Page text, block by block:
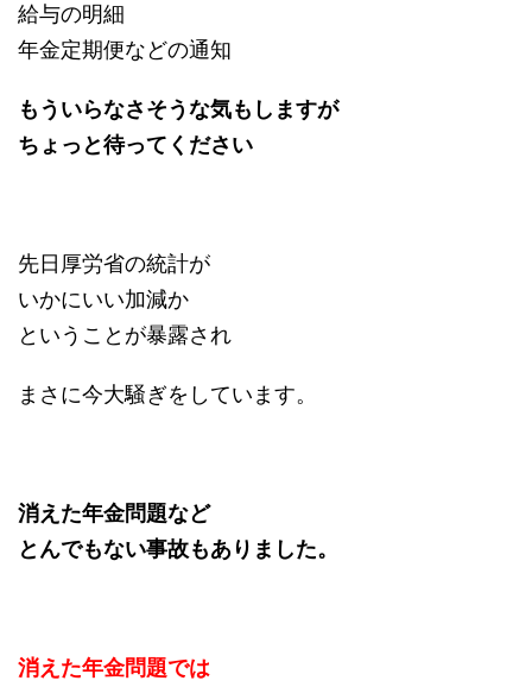
給与の明細
年金定期便などの通知
もういらなさそうな気もしますが
ちょっと待ってください
先日厚労省の統計が
いかにいい加減か
ということが暴露され
まさに今大騒ぎをしています。
消えた年金問題など
とんでもない事故もありました。
消えた年金問題では